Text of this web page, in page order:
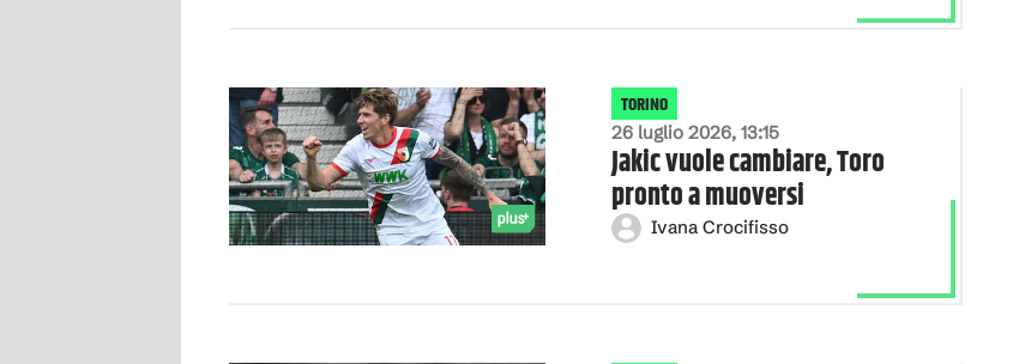
26 luglio 2026, 13:15
TORINO
Jakic vuole cambiare, Toro
pronto a muoversi
Ivana Crocifisso